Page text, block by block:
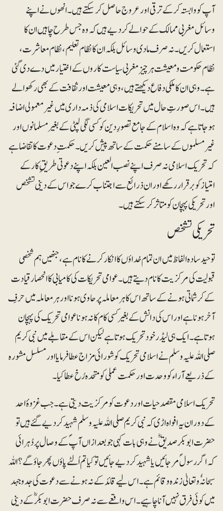
آپ کو وابستہ کر کے ترقی اور عروج حاصل کر سکتے ہیں۔ انھوں نے اپنے
وسائل مغربی ممالک کے حوالے کر دیے ہیں کہ وہ جس طرح چاہیں ان کا
استعمال کریں۔ نہ صرف مادی وسائل بلکہ ان کا نظام تعلیم ، نظام معاشرت ،
نظام حکومت و معیشت ہر چیز مغربی سیاست کاروں کے اختیار میں دے دی گئی
ہے۔ وہی ان کا ملکی دفاع دیکھتے ہیں ،وہی معیشت اور ثقافت کے بھی رکھوالے
ہیں۔ اس صورتِ حال میں تحریکات اسلامی کی ذمہ داری میں غیر معمولی اضافہ
ہو جاتا ہے کہ وہ اسلام کے جامع تصورِ دین کو کسی لگی لپٹی کے بغیر مسلمانوں اور
غیر مسلموں کے سامنے حکمت کے ساتھ پیش کریں۔ حکمتِ دعوت کا تقاضاہے
کہ تحریک اسلامی نہ صرف اپنے نصب العین بلکہ اپنے دعوتی طریقِ کار کے
امتیاز کو برقرار رکھے اور ان ذرائع سے اجتناب کرے جو اس کے دینی تشخص
اور تحریکی پہچان کو متاثر کر سکتے ہیں۔
تحریکی تشخص
توحید سادہ الفاظ میں ان تمام خداؤں کا انکار کرنے کا نام ہے ،جنھیں ہم شخصی
قبولیت کی مرکزیت کا نام دیتے ہیں۔ عوامی تحریکات کی کامیابی کا انحصار قیادت
کے کرشماتی ہونے کے ساتھ اس کا ہر معاملہ پر حاوی ہونا اور ہر معاملہ میں حرفِ
آخر ہونا ہے اور اس کی دانش کے بغیر کسی کام کا نہ ہونا عوامی تحریک کی پہچان
ہوتا ہے۔ ایک ہی لیڈر خود تحریک ہوتا ہے لیکن اس کے مقابلے میں نبی کریم
صلی اللہ علیہ وسلم نے اسلامی تحریک کو شورائی مزاج عطا فرمایا اور مسلسل مشورہ
کے ذریعے آراء کو وحدت اور حکمت عملی کو متحدہ رُخ عطا کیا۔
تحریک اسلامی مقصد حیات اور دعوت کو مرکزیت دیتی ہے۔ جب غزوۂ احد
کے دوران یہ افواہ اڑی کہ نبی کریم صلی اللہ علیہ وسلم شہید کر دیے گئے ہیں تو
حضرت ابوبکر صدیقؓ نے وہی بات کہی جو بعدازاں آپؐ کے وصال پر دُہرائی
کہ اگر رسولؐ مر جائیں یا شہید کر دیے جائیں تو کیا تم اُلٹے پاؤں پھر جاؤ گے؟ اللہ
سبحانہٗ و تعالیٰ زندہ و قائم ہے۔ اس لیے قائد کے نہ ہونے سے دعوت کی جدوجہد
میں کوئی فرق نہیں آنا چاہیے۔ اس واقعے سے نہ صرف حضرت ابوبکر ؓکے دینی